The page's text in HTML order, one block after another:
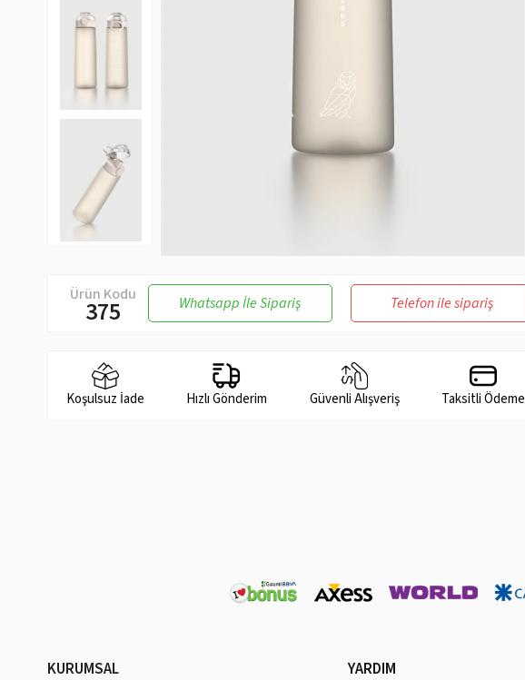
Ürün Kodu
375 Whatsapp İle Sipariş Telefon ile sipariş
Koşulsuz İade Hızlı Gönderim Güvenli Alışveriş Taksitli Ödeme
KURUMSAL YARDIM